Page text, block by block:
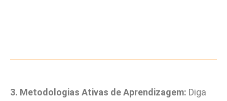
3. Metodologias Ativas de Aprendizagem: Diga